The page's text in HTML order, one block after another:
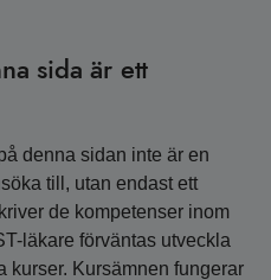
sida är ett
denna sidan inte är en
till, utan endast ett
de kompetenser inom
läkare förväntas utveckla
kurser. Kursämnen fungerar